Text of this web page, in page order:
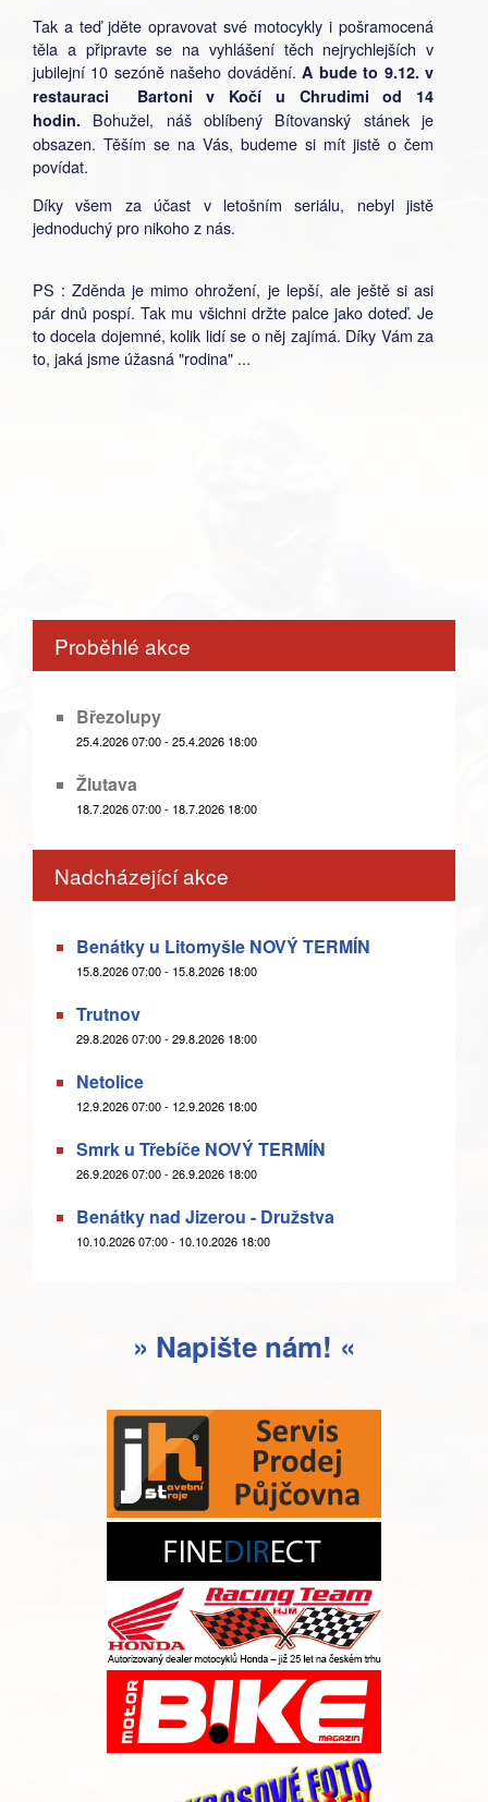
Tak a teď jděte opravovat své motocykly i pošramocená
těla a připravte se na vyhlášení těch nejrychlejších v
jubilejní 10 sezóně našeho dovádění.A bude to 9.12. v
restauraci Bartoni v Kočí u Chrudimi od 14
hodin. Bohužel, náš oblíbený Bítovanský stánek je
obsazen. Těším se na Vás, budeme si mít jistě o čem
povídat.
Díky všem za účast v letošním seriálu, nebyl jistě
jednoduchý pro nikoho z nás.
PS : Zděnda je mimo ohrožení, je lepší, ale ještě si asi
pár dnů pospí. Tak mu všichni držte palce jako doteď. Je
to docela dojemné, kolik lidí se o něj zajímá. Díky Vám za
to, jaká jsme úžasná "rodina" ...
Proběhlé akce
Březolupy
25.4.2026 07:00 - 25.4.2026 18:00
Žlutava
18.7.2026 07:00 - 18.7.2026 18:00
Nadcházející akce
Benátky u Litomyšle NOVÝ TERMÍN
15.8.2026 07:00 - 15.8.2026 18:00
Trutnov
29.8.2026 07:00 - 29.8.2026 18:00
Netolice
12.9.2026 07:00 - 12.9.2026 18:00
Smrk u Třebíče NOVÝ TERMÍN
26.9.2026 07:00 - 26.9.2026 18:00
Benátky nad Jizerou - Družstva
10.10.2026 07:00 - 10.10.2026 18:00
» Napište nám! «